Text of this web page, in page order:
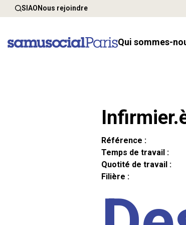
SIAONous rejoindre
Qui sommes-
Référence :
Temps de travail :
Quotité de travail :
Filière :